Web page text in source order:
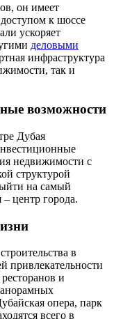
он имеет
к шоссе
ускоряет
деловыми
инфраструктура
так и
возможности
Дубая
недвижимости с
структурой
на самый
центр города.
в
привлекательности
и
опера, парк
всего в